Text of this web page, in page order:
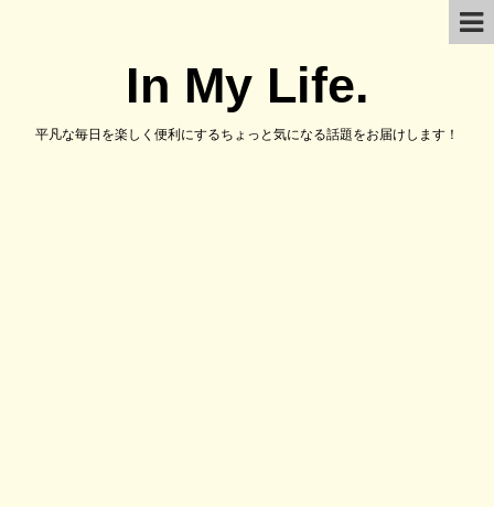
In My Life.
平凡な毎日を楽しく便利にするちょっと気になる話題をお届けします！